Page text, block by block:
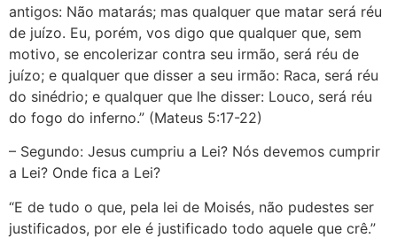
antigos: Não matarás; mas qualquer que matar será réu
de juízo. Eu, porém, vos digo que qualquer que, sem
motivo, se encolerizar contra seu irmão, será réu de
juízo; e qualquer que disser a seu irmão: Raca, será réu
do sinédrio; e qualquer que lhe disser: Louco, será réu
do fogo do inferno.” (Mateus 5:17-22)
– Segundo: Jesus cumpriu a Lei? Nós devemos cumprir
a Lei? Onde fica a Lei?
“E de tudo o que, pela lei de Moisés, não pudestes ser
justificados, por ele é justificado todo aquele que crê.”